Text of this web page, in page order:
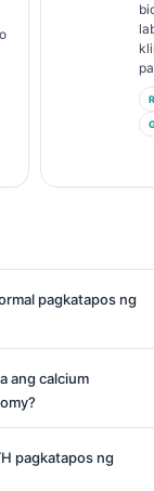
pagkatapos ng
ang calcium
pagkatapos ng